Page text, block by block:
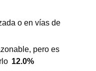
o en vías de
pero es
12.0%